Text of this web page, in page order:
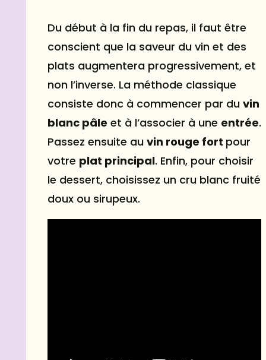
Du début à la fin du repas, il faut être
conscient que la saveur du vin et des
plats augmentera progressivement, et
non l’inverse. La méthode classique
consiste donc à commencer par du vin
blanc pâle et à l’associer à une entrée.
Passez ensuite au vin rouge fort pour
votre plat principal. Enfin, pour choisir
le dessert, choisissez un cru blanc fruité
doux ou sirupeux.